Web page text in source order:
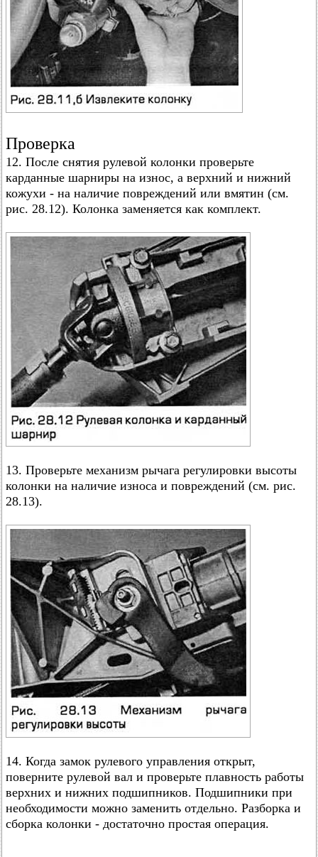
Проверка
12. После снятия рулевой колонки проверьте
карданные шарниры на износ, а верхний и нижний
кожухи - на наличие повреждений или вмятин (см.
рис. 28.12). Колонка заменяется как комплект.
13. Проверьте механизм рычага регулировки высоты
колонки на наличие износа и повреждений (см. рис.
28.13).
14. Когда замок рулевого управления открыт,
поверните рулевой вал и проверьте плавность работы
верхних и нижних подшипников. Подшипники при
необходимости можно заменить отдельно. Разборка и
сборка колонки - достаточно простая операция.